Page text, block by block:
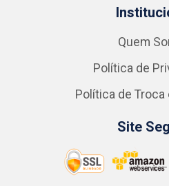
Quem
Política de
Política de Troca
Site